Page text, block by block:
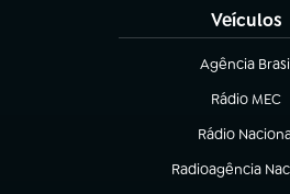
Veículos
Agência
(abre em
Rádio MEC
Rádio
(abre em nova
Radioagência
(abre em nova